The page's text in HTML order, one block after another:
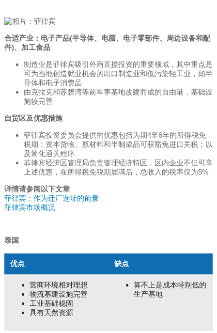
合适产业：电子产品(半导体、电脑、电子零部件、周边设备和配
件)、加工食品
制造业是菲律宾吸引外商直接投资的重要领域，其中重点是
可为当地创造就业机会的出口制造业和低污染轻工业，如半
导体和电子消费品
由克拉克和苏碧湾等前军事基地改建而成的自由港，基础设
施较完善
自贸区及优惠措施
菲律宾投资委员会提供的优惠包括为期4至6年的所得税免
税期；资本货物、原材料和半制成品可获豁免进口关税；以
及简化通关程序
菲律宾经济区管理局负责管理经济特区，区内企业不但可享
上述优惠，在所得税免税期届满后，总收入的税率仅为5%
详情请参阅以下文章
菲律宾：作为迁厂选址的前景
菲律宾市场概况
泰国
优点 缺点
营商环境相对理想
物流基建设施完善
工业基础稳固
具有天然资源
算不上是成本特别低的
生产基地